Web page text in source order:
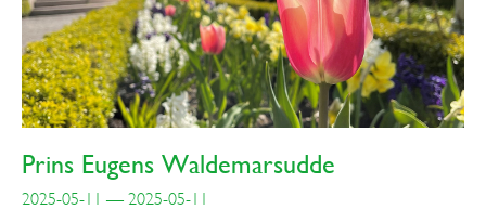
Prins Eugens Waldemarsudde
2025-05-11 — 2025-05-11